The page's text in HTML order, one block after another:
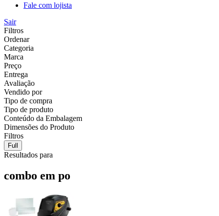
Fale com lojista
Sair
Filtros
Ordenar
Categoria
Marca
Preço
Entrega
Avaliação
Vendido por
Tipo de compra
Tipo de produto
Conteúdo da Embalagem
Dimensões do Produto
Filtros
Full
Resultados para
combo em po